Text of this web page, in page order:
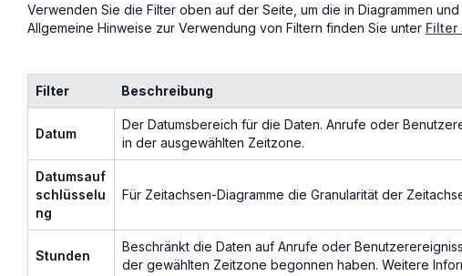
Verwenden Sie die Filter oben auf der Seite, um die in Diagrammen
Allgemeine Hinweise zur Verwendung von Filtern finden Sie unter Filter
Filter Beschreibung
Datum
Der Datumsbereich für die Daten. Anrufe oder
in der ausgewählten Zeitzone.
Datumsauf
schlüsselu
ng
Für Zeitachsen-Diagramme die Granularität der
Stunden
Beschränkt die Daten auf Anrufe oder
der gewählten Zeitzone begonnen haben. Weitere